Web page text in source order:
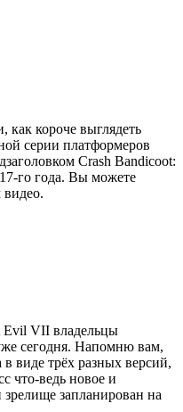
как короче выглядеть
серии платформеров
Crash Bandicoot:
го года. Вы можете
видео.
Evil VII владельцы
сегодня. Напомню вам,
виде трёх разных версий,
что-ведь новое и
запланирован на